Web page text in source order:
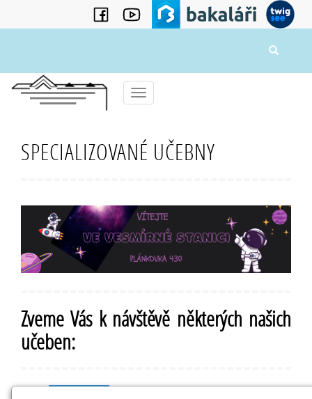
Menu
SPECIALIZOVANÉ UČEBNY
Zveme Vás k návštěvě některých našich
učeben: